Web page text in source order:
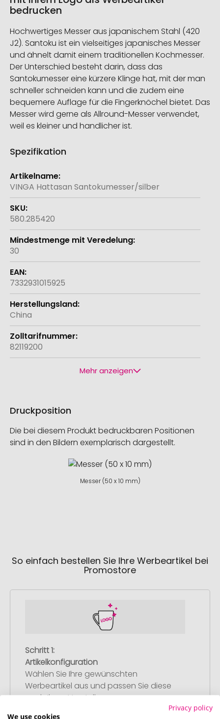
bedrucken
Hochwertiges Messer aus japanischem Stahl (420
J2). Santoku ist ein vielseitiges japanisches Messer
und ähnelt damit einem traditionellen Kochmesser.
Der Unterschied besteht darin, dass das
Santokumesser eine kürzere Klinge hat, mit der man
schneller schneiden kann und die zudem eine
bequemere Auflage für die Fingerknöchel bietet. Das
Messer wird gerne als Allround-Messer verwendet,
weil es kleiner und handlicher ist.
Spezifikation
Weitere
Informationen
VINGA Hattasan Santokumesser/silber
580.285420
30
7332931015925
China
82119200
Mehr anzeigen
Druckposition
Die bei diesem Produkt bedruckbaren Positionen
sind in den Bildern exemplarisch dargestellt.
Messer (50 x 10 mm)
So einfach bestellen Sie Ihre Werbeartikel bei
Promostore
Schritt 1:
Artikelkonfiguration
Wählen Sie Ihre gewünschten
Werbeartikel aus und passen Sie diese
nach Ihren Vorstellungen an.
Anschließend legen Sie die konfiguriertenPrivacy policy
We use cookies